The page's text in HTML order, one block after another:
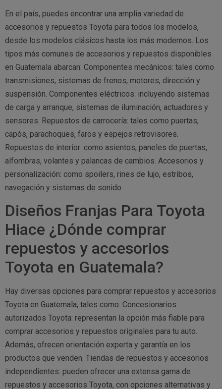
En el país, puedes encontrar una amplia variedad de
accesorios y repuestos Toyota para todos los modelos,
desde los modelos clásicos hasta los más modernos. Los
tipos más comunes de accesorios y repuestos disponibles
en Guatemala abarcan: Componentes mecánicos: tales como
transmisiones, sistemas de frenos, motores, dirección y
suspensión. Componentes eléctricos: incluyendo sistemas
de carga y arranque, sistemas de iluminación, actuadores y
sensores. Repuestos de carrocería: tales como puertas,
capós, parachoques, faros y espejos retrovisores.
Repuestos de interior: como asientos, paneles de puertas,
alfombras, volantes y palancas de cambios. Accesorios y
personalización: como spoilers, rines de lujo, estribos,
navegación y sistemas de sonido.
Diseños Franjas Para Toyota
Hiace ¿Dónde comprar
repuestos y accesorios
Toyota en Guatemala?
Hay diversas opciones para comprar repuestos y accesorios
Toyota en Guatemala, tales como: Concesionarios
autorizados Toyota: representan la opción más fiable para
comprar accesorios y repuestos originales para tu auto.
Además, ofrecen orientación experta y garantía en los
productos que venden. Tiendas de repuestos y accesorios
independientes: pueden ofrecer una extensa gama de
repuestos y accesorios Toyota, con opciones alternativas y